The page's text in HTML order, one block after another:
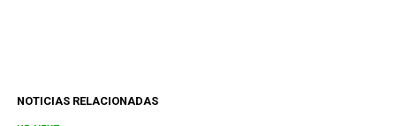
NOTICIAS RELACIONADAS